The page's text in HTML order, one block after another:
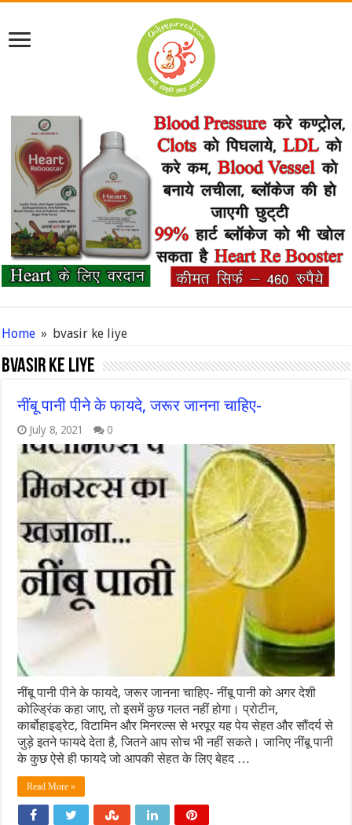
Home » bvasir ke liye
bvasir ke liye
नींबू पानी पीने के फायदे, जरूर जानना चाहिए-
July 8, 2021 0
नींबू पानी पीने के फायदे, जरूर जानना चाहिए- नींबू पानी को अगर देशी
कोल्ड्र‍िंक कहा जाए, तो इसमें कुछ गलत नहीं होगा। प्रोटीन,
कार्बोहाइड्रेट, विटामिन और मिनरल्स से भरपूर यह पेय सेहत और सौंदर्य से
जुड़े इतने फायदे देता है, जितने आप सोच भी नहीं सकते। जानिए नींबू पानी
के कुछ ऐसे ही फायदे जो आपकी सेहत के लिए बेहद …
Read More »